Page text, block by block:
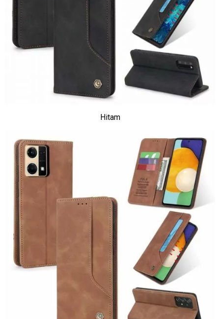
Hitam